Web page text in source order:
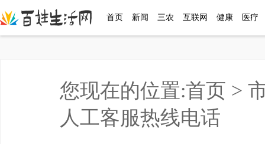
首页 新闻 三农 互联网 健康 医疗
您现在的位置:首页 >
人工客服热线电话